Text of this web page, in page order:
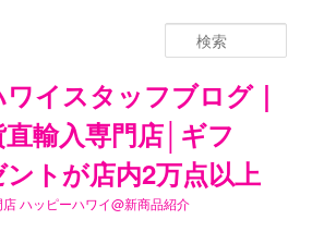
イスタッフブログ｜
輸入専門店│ギフ
ントが店内2万点以上
ハッピーハワイ@新商品紹介
索